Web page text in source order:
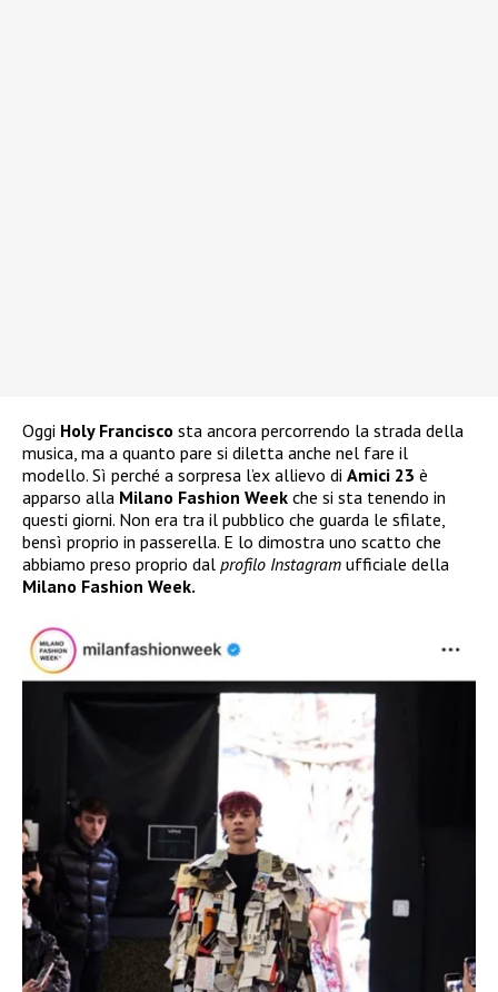
Oggi Holy Francisco sta ancora percorrendo la strada della
musica, ma a quanto pare si diletta anche nel fare il
modello. Sì perché a sorpresa l’ex allievo di Amici 23 è
apparso alla Milano Fashion Week che si sta tenendo in
questi giorni. Non era tra il pubblico che guarda le sfilate,
bensì proprio in passerella. E lo dimostra uno scatto che
abbiamo preso proprio dal profilo Instagram ufficiale della
Milano Fashion Week.